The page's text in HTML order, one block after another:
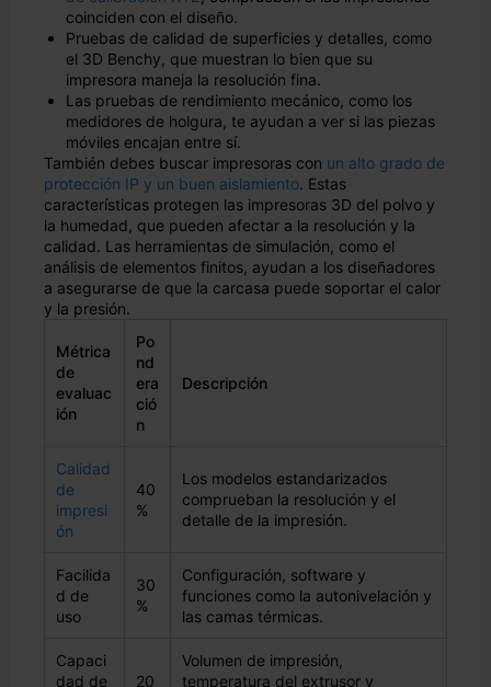
coinciden con el diseño.
Pruebas de calidad de superficies y detalles, como
el 3D Benchy, que muestran lo bien que su
impresora maneja la resolución fina.
Las pruebas de rendimiento mecánico, como los
medidores de holgura, te ayudan a ver si las piezas
móviles encajan entre sí.
También debes buscar impresoras con un alto grado de
protección IP y un buen aislamiento. Estas
características protegen las impresoras 3D del polvo y
la humedad, que pueden afectar a la resolución y la
calidad. Las herramientas de simulación, como el
análisis de elementos finitos, ayudan a los diseñadores
a asegurarse de que la carcasa puede soportar el calor
y la presión.
Métrica
de
evaluac
ión
Po
nd
era
ció
n
Descripción
Calidad
de
impresi
ón
40
%
Los modelos estandarizados
comprueban la resolución y el
detalle de la impresión.
Facilida
d de
uso
30
%
Configuración, software y
funciones como la autonivelación y
las camas térmicas.
Capaci
dad de
20
Volumen de impresión,
temperatura del extrusor y